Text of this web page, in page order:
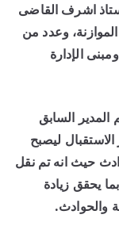
اشرف القاضى
وعدد من
الإدارة
السابق
ليصبح
حيث انه تم نقل
يحقق زيادة
والحوادث.